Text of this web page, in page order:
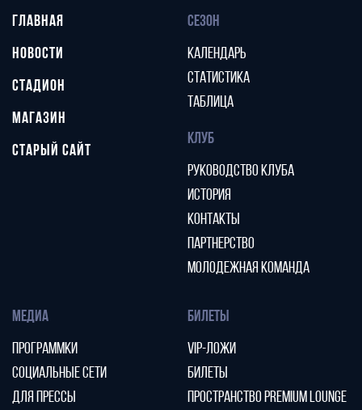
ГЛАВНАЯ
НОВОСТИ
СТАДИОН
МАГАЗИН
СТАРЫЙ САЙТ
СЕЗОН
КАЛЕНДАРЬ
СТАТИСТИКА
ТАБЛИЦА
КЛУБ
РУКОВОДСТВО КЛУБА
ИСТОРИЯ
КОНТАКТЫ
ПАРТНЕРСТВО
МОЛОДЕЖНАЯ КОМАНДА
МЕДИА
ПРОГРАММКИ
СОЦИАЛЬНЫЕ СЕТИ
ДЛЯ ПРЕССЫ
БИЛЕТЫ
VIP-ЛОЖИ
БИЛЕТЫ
ПРОСТРАНСТВО PREMIUM LOUNGE